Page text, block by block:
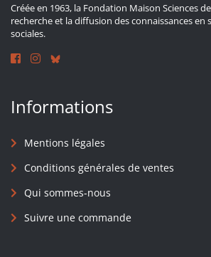
Créée en 1963, la Fondation Maison Sciences
recherche et la diffusion des connaissances en
sociales.
Informations
Mentions légales
Conditions générales de ventes
Qui sommes-nous
Suivre une commande